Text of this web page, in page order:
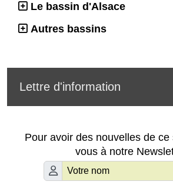
Le bassin d'Alsace
Autres bassins
Lettre d'information
Pour avoir des nouvelles de ce
vous à notre